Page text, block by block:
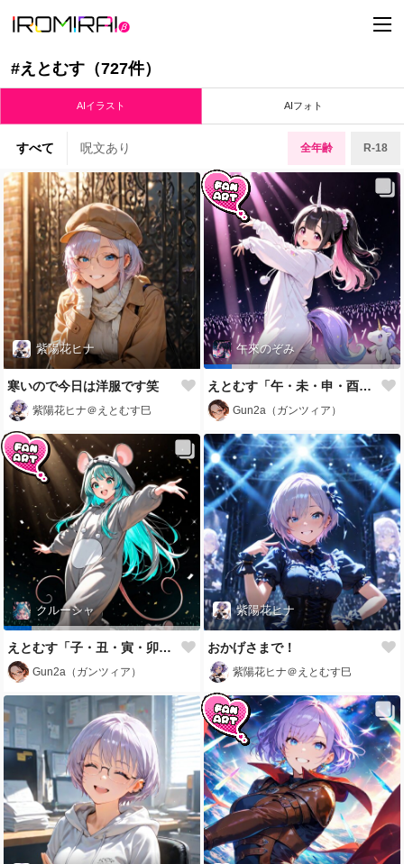
t
o
e
v
i
g
a
t
i
#えとむす（727件）
AIイラスト AIフォト
すべて 呪文あり 全年齢 R-18
紫陽花ヒナ
寒いので今日は洋服です笑
紫陽花ヒナ＠えとむす巳
午來のぞみ
えとむす「午・未・申・酉・戌・亥・猫」
Gun2a（ガンツィア）
クルーシャ
えとむす「子・丑・寅・卯・辰・巳・神」
Gun2a（ガンツィア）
紫陽花ヒナ
おかげさまで！
紫陽花ヒナ＠えとむす巳